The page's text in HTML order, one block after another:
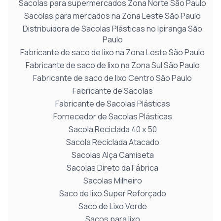
Sacolas para supermercados Zona Norte São Paulo
Sacolas para mercados na Zona Leste São Paulo
Distribuidora de Sacolas Plásticas no Ipiranga São
Paulo
Fabricante de saco de lixo na Zona Leste São Paulo
Fabricante de saco de lixo na Zona Sul São Paulo
Fabricante de saco de lixo Centro São Paulo
Fabricante de Sacolas
Fabricante de Sacolas Plásticas
Fornecedor de Sacolas Plásticas
Sacola Reciclada 40 x 50
Sacola Reciclada Atacado
Sacolas Alça Camiseta
Sacolas Direto da Fábrica
Sacolas Milheiro
Saco de lixo Super Reforçado
Saco de Lixo Verde